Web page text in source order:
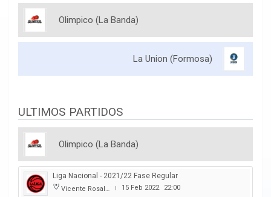
Olimpico (La Banda)
La Union (Formosa)
ULTIMOS PARTIDOS
Olimpico (La Banda)
Liga Nacional - 2021/22 Fase Regular
Vicente Rosales | 15 Feb 2022 22:00